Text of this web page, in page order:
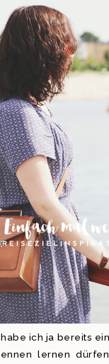
ich ja bereits
lernen